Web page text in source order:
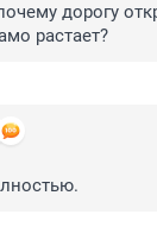
дорогу
растает?